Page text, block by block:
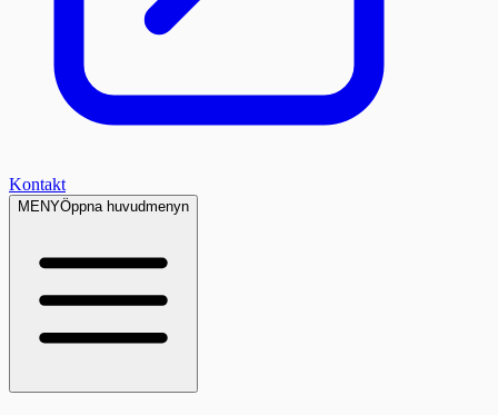
Kontakt
MENYÖppna huvudmenyn